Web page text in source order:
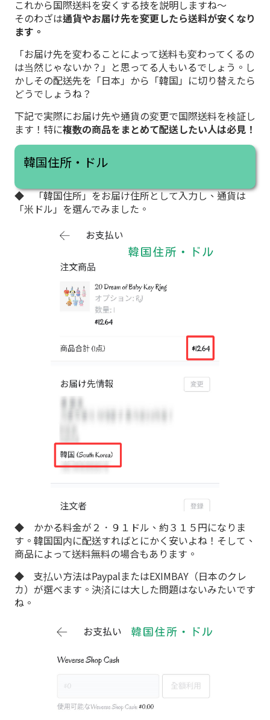
これから国際送料を安くする技を説明しますね～
そのわざは通貨やお届け先を変更したら送料が安くなり
ます。
「お届け先を変わることによって送料も変わってくるの
は当然じゃないか？」と思ってる人もいるでしょう。し
かしその配送先を「日本」から「韓国」に切り替えたら
どうでしょうね？
下記で実際にお届け先や通貨の変更で国際送料を検証し
ます！特に複数の商品をまとめて配送したい人は必見！
韓国住所・ドル
◆ 「韓国住所」をお届け住所として入力し、通貨は
「米ドル」を選んでみました。
◆ かかる料金が２．９１ドル、約３１５円になりま
す。韓国国内に配送すればとにかく安いよね！そして、
商品によって送料無料の場合もあります。
◆ 支払い方法はPaypalまたはEXIMBAY（日本のクレ
カ）が選べます。決済には大した問題はないみたいです
ね。